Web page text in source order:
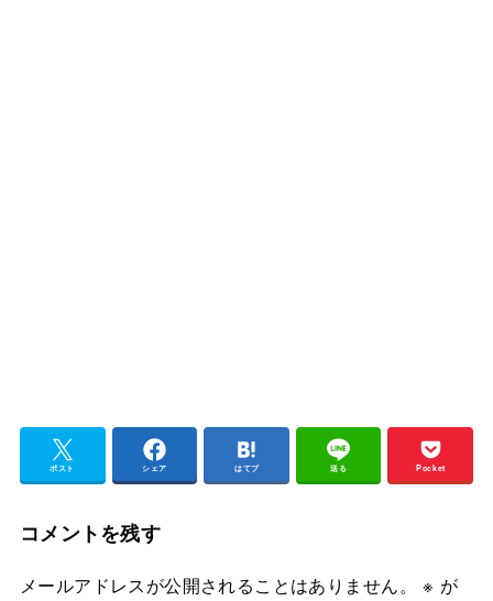
ポスト シェア はてブ 送る Pocket
コメントを残す
メールアドレスが公開されることはありません。 ※ が